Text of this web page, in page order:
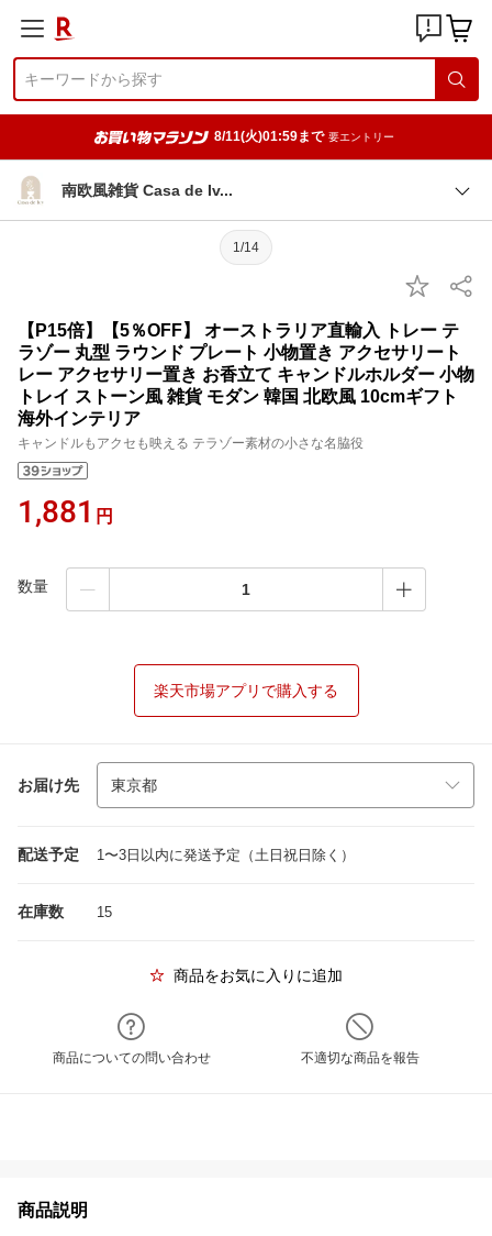
8/11(火)01:59まで 要エントリー
南欧風雑貨 Casa de Iv
1/14
【P15倍】【5％OFF】 オーストラリア直輸入 トレー テ
ラゾー 丸型 ラウンド プレート 小物置き アクセサリート
レー アクセサリー置き お香立て キャンドルホルダー 小物
トレイ ストーン風 雑貨 モダン 韓国 北欧風 10cmギフト
海外インテリア
キャンドルもアクセも映える テラゾー素材の小さな名脇役
1,881 円
数量
楽天市場アプリで購入する
お届け先
配送予定 1〜3日以内に発送予定（土日祝日除く）
在庫数 15
商品をお気に入りに追加
商品についての問い合わせ 不適切な商品を報告
商品説明